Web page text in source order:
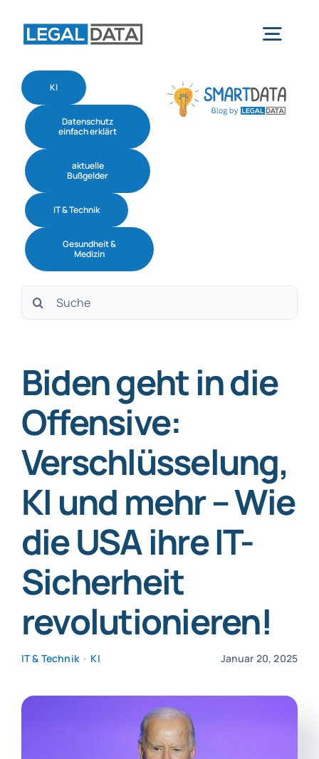
Home
Services
Software
Jetzt absichern
KI
Datenschutz
einfach erklärt
aktuelle
Bußgelder
IT & Technik
Gesundheit &
Medizin
Suche
Biden geht in die
Offensive:
Verschlüsselung,
KI und mehr – Wie
die USA ihre IT-
Sicherheit
revolutionieren!
IT & Technik• KI Januar 20, 2025